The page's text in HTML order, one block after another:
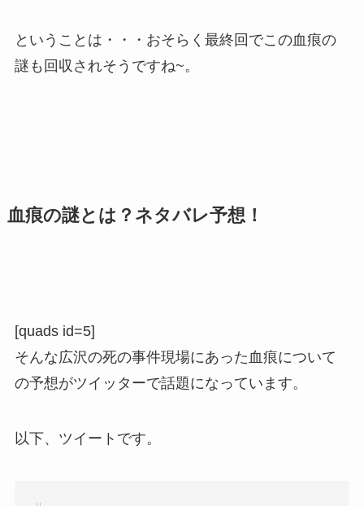
ということは・・・おそらく最終回でこの血痕の
謎も回収されそうですね~。
血痕の謎とは？ネタバレ予想！
[quads id=5]
そんな広沢の死の事件現場にあった血痕について
の予想がツイッターで話題になっています。
以下、ツイートです。